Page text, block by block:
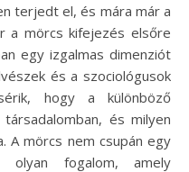
terjedt el, és mára már a
a mörcs kifejezés elsőre
egy izgalmas dimenziót
és a szociológusok
hogy a különböző
és milyen
A mörcs nem csupán egy
fogalom, amely